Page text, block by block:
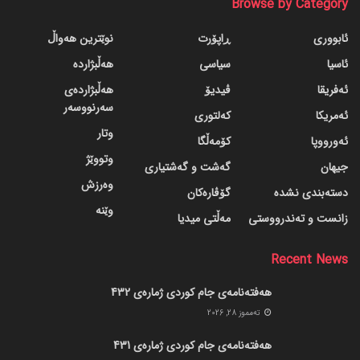
Browse by Category
ئابووری
ئاسیا
ئەفریقا
ئەمریکا
ئەورووپا
جیهان
دسته‌بندی نشده
زانست و تەندرووستی
ڕاپۆرت
سیاسی
ڤیدیۆ
کەلتوری
کۆمەڵگا
گه‌شت و گه‌شتیاری
گۆڤاره‌کان
مەڵتی میدیا
نوێترین هەواڵ
هەڵبژاردە
هەڵبژاردەی
سەرنووسەر
وتار
وتووێژ
وەرزش
وێنە
Recent News
هەفتەنامەی جام کوردی ژمارەی 432
ته‌مموز 28, 2026
هەفتەنامەی جام کوردی ژمارەی 431